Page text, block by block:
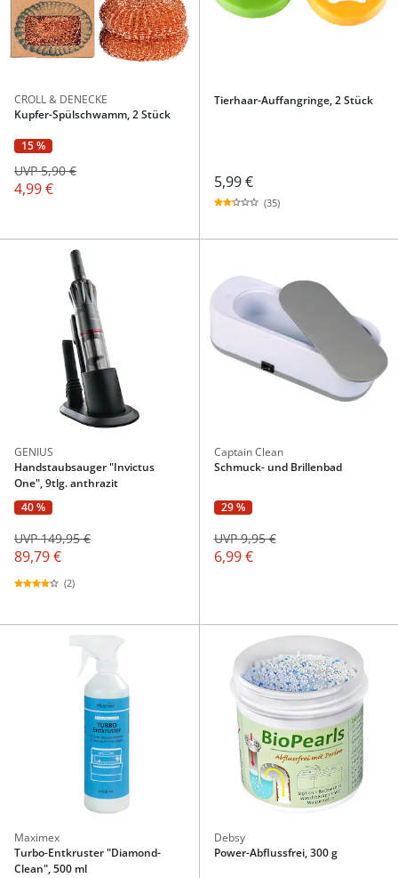
CROLL & DENECKE
Kupfer-Spülschwamm, 2 Stück
15 %
4,99 €
UVP 5,90 €
Tierhaar-Auffangringe, 2 Stück
5,99 €
(35)
GENIUS
Handstaubsauger "Invictus
One", 9tlg. anthrazit
40 %
89,79 €
UVP 149,95 €
(2)
Captain Clean
Schmuck- und Brillenbad
29 %
6,99 €
UVP 9,95 €
Maximex
Turbo-Entkruster "Diamond-
Clean", 500 ml
Debsy
Power-Abflussfrei, 300 g